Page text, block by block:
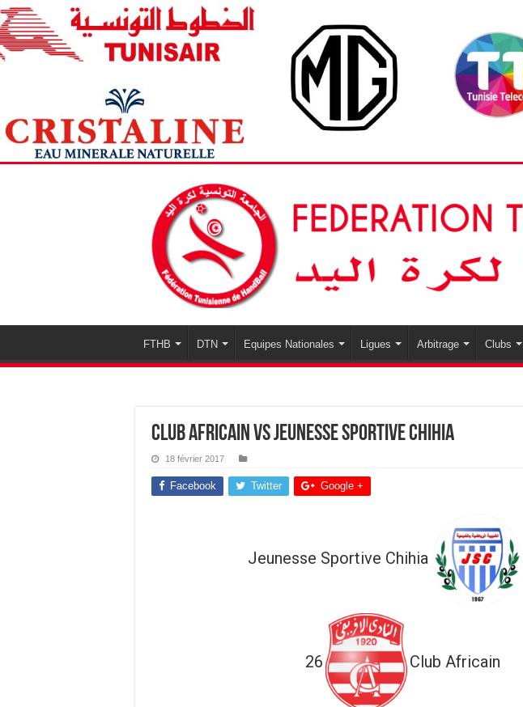
FTHB DTN Equipes Nationales Ligues Arbitrage Clubs
Club Africain vs Jeunesse Sportive Chihia
18 février 2017
Facebook Twitter Google +
Jeunesse Sportive Chihia
26 Club Africain